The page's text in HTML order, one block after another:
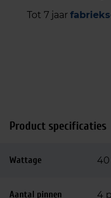
Tot 7 jaar
Product specificaties
Wattage 40
Aantal pinnen 4